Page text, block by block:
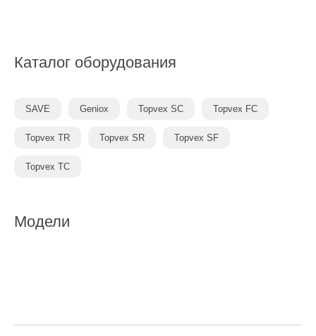
Каталог оборудования
SAVE Geniox Topvex SC Topvex FC
Topvex TR Topvex SR Topvex SF
Topvex TC
Модели